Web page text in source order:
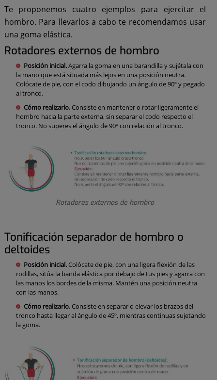
Te proponemos cuatro ejemplos para ejercitar el
hombro. Para llevarlos a cabo te recomendamos usar
una goma elástica.
Rotadores externos de hombro
Posición inicial.Agarra la goma en una barandilla y sujétala con
la mano que está situada más lejos en una posición neutra.
Colócate de pie, con el codo dibujando un ángulo de 90º y pegado
al tronco.
Cómo realizarlo.Consiste en mantener o rotar ligeramente el
hombro hacia la parte externa, sin separar el codo respecto el
tronco. No superes el ángulo de 90º con relación al tronco.
Rotadores externos de hombro
Tonificación separador de hombro o
deltoides
Posición inicial.Colócate de pie, con una ligera flexión de las
rodillas, sitúa la banda elástica por debajo de tus pies y agarra con
las manos los bordes de la misma. Mantén una posición neutra
con las manos.
Cómo realizarlo.Consiste en separar o elevar los brazos del
tronco hasta llegar al ángulo de 45º, mientras continuas sujetando
la goma.